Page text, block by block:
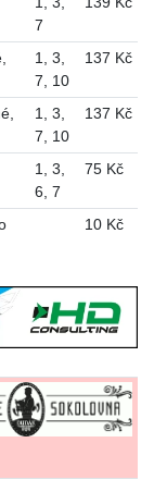
7
1 3
7
10
137 Kč
1 3
7
10
137 Kč
1 3
6 7
75 Kč
10 Kč